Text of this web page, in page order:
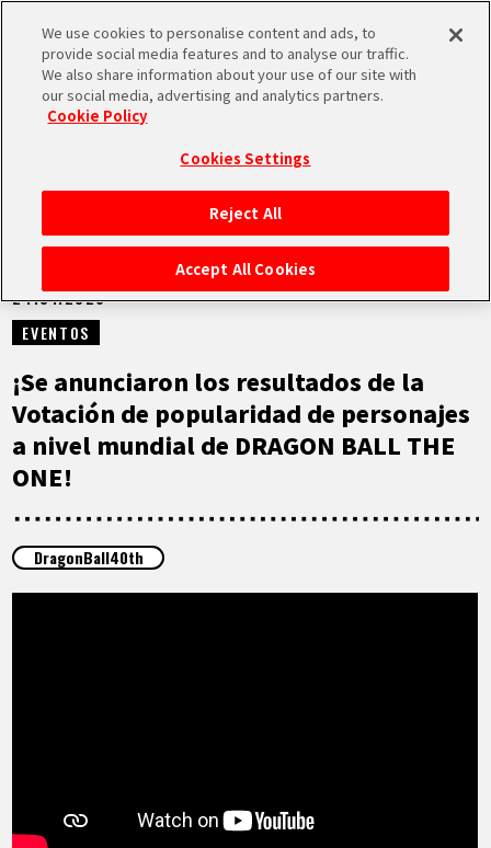
MEN
INICIO
NOTICIAS
LO MÁS DESTACADO
VÍDEOS
ACERCA DE
VÍDEOS
24.01.2026
EVENTOS
¡Se anunciaron los resultados de la
Votación de popularidad de personajes
a nivel mundial de DRAGON BALL THE
ONE!
DragonBall40th
We use cookies to personalise content and ads, to
provide social media features and to analyse our traffic.
We also share information about your use of our site with
our social media, advertising and analytics partners.
Cookie Policy
Cookies Settings
Reject All
Accept All Cookies